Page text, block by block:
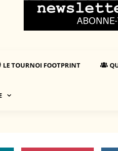
LE TOURNOI FOOTPRINT